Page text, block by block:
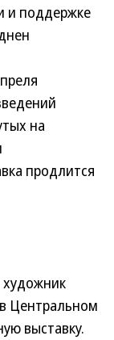
и поддержке
на
продлится
художник
Центральном
выставку.